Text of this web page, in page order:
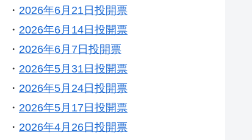
・ 2026年6月21日投開票
・ 2026年6月14日投開票
・ 2026年6月7日投開票
・ 2026年5月31日投開票
・ 2026年5月24日投開票
・ 2026年5月17日投開票
・ 2026年4月26日投開票